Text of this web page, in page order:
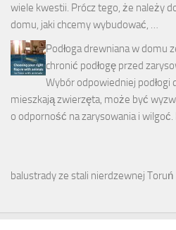
wiele kwestii. Prócz tego, że należy
domu, jaki chcemy wybudować, …
Podłoga drewniana w domu
chronić podłogę przed
Wybór odpowiedniej podłogi
mieszkają zwierzęta, może być
o odporność na zarysowania i
balustrady ze stali nierdzewnej Toruń